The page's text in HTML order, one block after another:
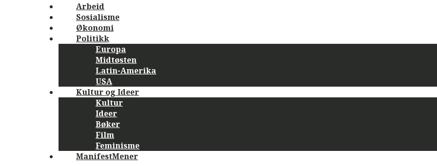
Arbeid
Sosialisme
Økonomi
Politikk
Europa
Midtøsten
Latin-Amerika
USA
Kultur og Ideer
Kultur
Ideer
Bøker
Film
Feminisme
ManifestMener